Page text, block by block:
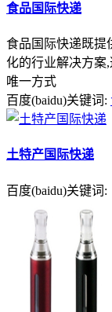
食品国际快递
食品国际快递既提
化的行业解决方案
唯一方式
百度(baidu)关键词:
土特产国际快递
百度(baidu)关键词: